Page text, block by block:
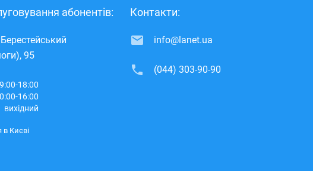
в Києві
абонентів:
95
18:00
16:00
вихідний
Контакти:
info@lanet.ua
(044) 303-90-90